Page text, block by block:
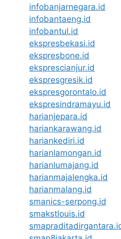
infobanjarnegara.id
infobantaeng.id
infobantul.id
ekspresbekasi.id
ekspresbone.id
eksprescianjur.id
ekspresgresik.id
ekspresgorontalo.id
ekspresindramayu.id
harianjepara.id
hariankarawang.id
hariankediri.id
harianlamongan.id
harianlumajang.id
harianmajalengka.id
harianmalang.id
smanics-serpong.id
smakstlouis.id